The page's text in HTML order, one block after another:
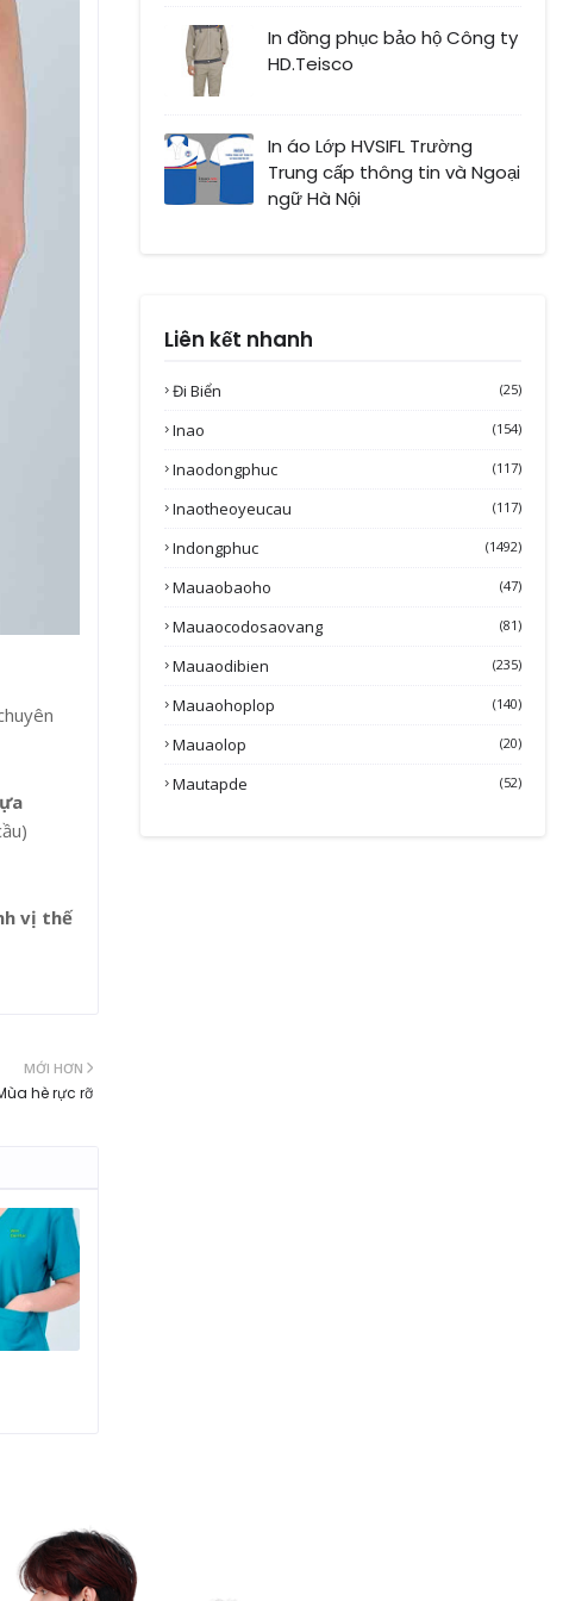
vị thế
MỚI HƠN
hè rực rỡ
In đồng phục bảo hộ Công ty
HD.Teisco
In áo Lớp HVSIFL Trường
Trung cấp thông tin và Ngoại
ngữ Hà Nội
Liên kết nhanh
Đi Biển (25)
Inao (154)
Inaodongphuc (117)
Inaotheoyeucau (117)
Indongphuc (1492)
Mauaobaoho (47)
Mauaocodosaovang (81)
Mauaodibien (235)
Mauaohoplop (140)
Mauaolop (20)
Mautapde (52)